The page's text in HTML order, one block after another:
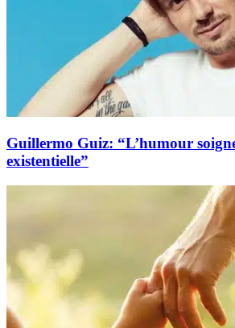
Guillermo Guiz: “L’humour
existentielle”